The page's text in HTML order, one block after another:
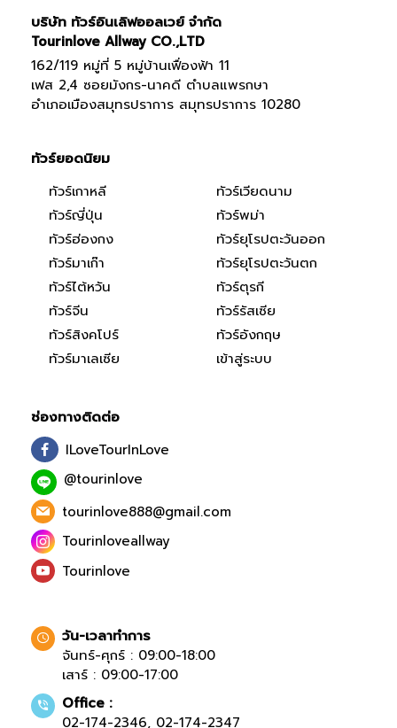
บริษัท ทัวร์อินเลิฟออลเวย์ จำกัด
Tourinlove Allway CO.,LTD
162/119 หมู่ที่ 5 หมู่บ้านเฟื่องฟ้า 11
เฟส 2,4 ซอยมังกร-นาคดี ตำบลแพรกษา
อำเภอเมืองสมุทรปราการ สมุทรปราการ 10280
ทัวร์ยอดนิยม
ทัวร์เกาหลี
ทัวร์ญี่ปุ่น
ทัวร์ฮ่องกง
ทัวร์มาเก๊า
ทัวร์ไต้หวัน
ทัวร์จีน
ทัวร์สิงคโปร์
ทัวร์มาเลเซีย
ทัวร์เวียดนาม
ทัวร์พม่า
ทัวร์ยุโรปตะวันออก
ทัวร์ยุโรปตะวันตก
ทัวร์ตุรกี
ทัวร์รัสเซีย
ทัวร์อังกฤษ
เข้าสู่ระบบ
ช่องทางติดต่อ
ILoveTourInLove
@tourinlove
tourinlove888@gmail.com
Tourinloveallway
Tourinlove
วัน-เวลาทำการ
จันทร์-ศุกร์ : 09:00-18:00
เสาร์ : 09:00-17:00
Office :
02-174-2346, 02-174-2347